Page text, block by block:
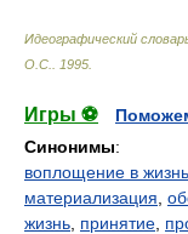
Идеографический
О.С.
1995
Игры ⚽
Синонимы:
воплощение в жизнь
материализация
жизнь принятие